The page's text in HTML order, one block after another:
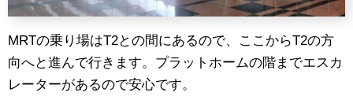
MRTの乗り場はT2との間にあるので、ここからT2の方
向へと進んで行きます。プラットホームの階までエスカ
レーターがあるので安心です。